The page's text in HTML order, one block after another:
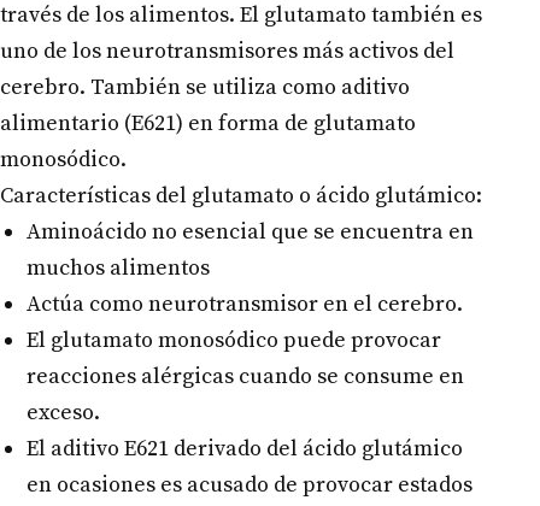
través de los alimentos. El glutamato también es
uno de los neurotransmisores más activos del
cerebro. También se utiliza como aditivo
alimentario (E621) en forma de glutamato
monosódico.
Características del glutamato o ácido glutámico:
Aminoácido no esencial que se encuentra en
muchos alimentos
Actúa como neurotransmisor en el cerebro.
El glutamato monosódico puede provocar
reacciones alérgicas cuando se consume en
exceso.
El aditivo E621 derivado del ácido glutámico
en ocasiones es acusado de provocar estados